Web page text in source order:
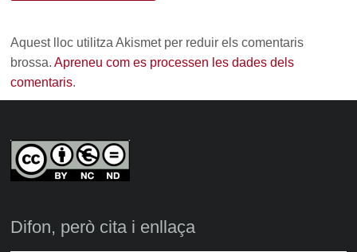
Aquest lloc utilitza Akismet per reduir els comentaris
brossa.Apreneu com es processen les dades dels
comentaris.
Difon, però cita i enllaça